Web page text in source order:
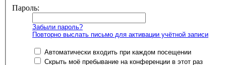
Пароль:
Забыли пароль?
Повторно выслать письмо для активации учётной записи
Автоматически входить при каждом посещении
Скрыть моё пребывание на конференции в этот раз